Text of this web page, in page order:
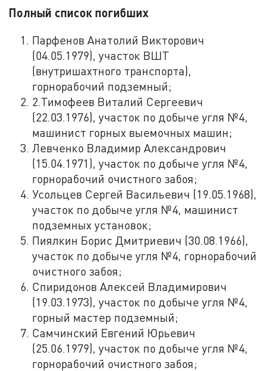
Полный список погибших
Парфенов Анатолий Викторович
(04.05.1979), участок ВШТ
(внутришахтного транспорта),
горнорабочий подземный;
2.Тимофеев Виталий Сергеевич
(22.03.1976), участок по добыче угля №4,
машинист горных выемочных машин;
Левченко Владимир Александрович
(15.04.1971), участок по добыче угля №4,
горнорабочий очистного забоя;
Усольцев Сергей Васильевич (19.05.1968),
участок по добыче угля №4, машинист
подземных установок;
Пиялкин Борис Дмитриевич (30.08.1966),
участок по добыче угля №4, горнорабочий
очистного забоя;
Спиридонов Алексей Владимирович
(19.03.1973), участок по добыче угля №4,
горный мастер подземный;
Самчинский Евгений Юрьевич
(25.06.1979), участок по добыче угля №4,
горнорабочий очистного забоя;